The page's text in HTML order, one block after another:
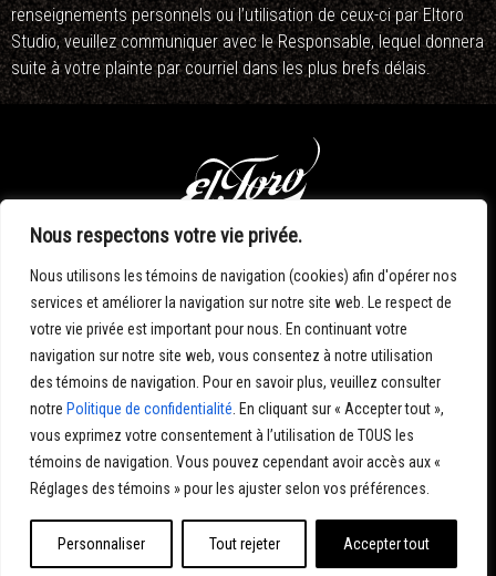
Nous respectons votre vie privée.
Nous utilisons les témoins de navigation (cookies) afin d'opérer nos
services et améliorer la navigation sur notre site web. Le respect de
votre vie privée est important pour nous. En continuant votre
navigation sur notre site web, vous consentez à notre utilisation
des témoins de navigation. Pour en savoir plus, veuillez consulter
notre Politique de confidentialité . En cliquant sur « Accepter tout »,
vous exprimez votre consentement à l’utilisation de TOUS les
témoins de navigation. Vous pouvez cependant avoir accès aux «
Réglages des témoins » pour les ajuster selon vos préférences.
Personnaliser Tout rejeter Accepter tout
renseignements personnels ou l’utilisation de ceux-ci par Eltoro
Studio, veuillez communiquer avec le Responsable, lequel donnera
suite à votre plainte par courriel dans les plus brefs délais.
420, BEAUBIEN O. 204
MONTREAL H2V 4S6
T. 514.276.7901
INFO@ELTOROSTUDIO.COM
Politique de confidentialité
Conditions générales
Préférences de Cookies